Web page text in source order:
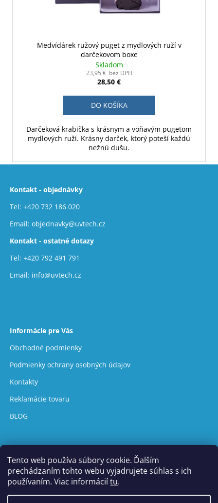
Tento web používa súbory cookie. Ďalším
prechádzaním tohto webu vyjadrujete súhlas s ich
používaním. Viac informáciítu.
Medvídárek ružový puget z mydlových ruží v
darčekovom boxe
Skladom
23,95 € bez DPH
28,50 €
DO KOŠÍKA
Darčeková krabička s krásnym a voňavým pugetom
mydlových ruží. Krásny darček, ktorý poteší každú
nežnú dušu.
Z
Kontakt - objednávky
Tel: +420 732 186 020
Email: objednavky@uvtech.cz
Kontakt - ostatné dotazy
Tel: +420 792 491 791
Email: info@uvtech.cz
Informácie pre Vás
Obchodné podmienky
Podmienky ochrany osobných údajov
Kontakty
Reklamácie tovaru
BLOG
Vytvoril Shoptet